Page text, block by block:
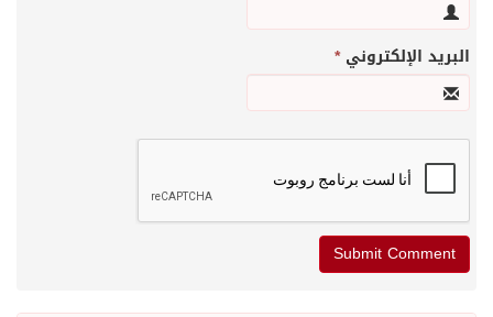
البريد الإلكتروني*